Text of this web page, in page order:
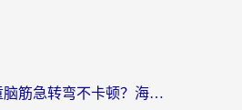
丹麦怎么玩儿童脑筋急转弯不卡顿？海外玩家国服加速终极指南